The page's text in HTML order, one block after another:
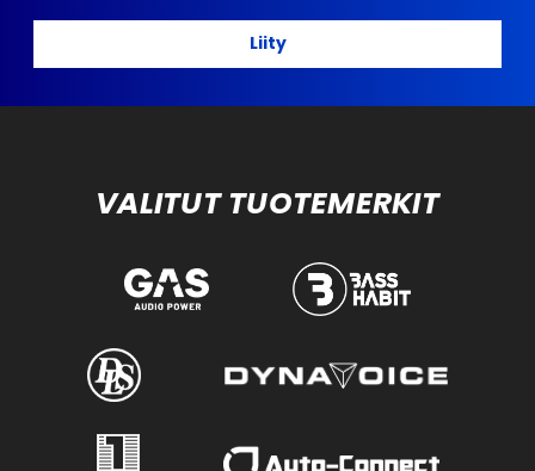
Liity
VALITUT TUOTEMERKIT